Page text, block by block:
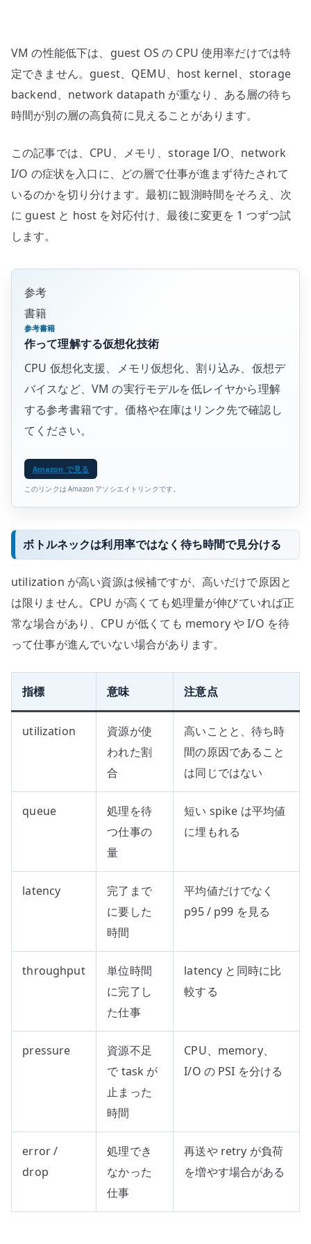
backend
の
切
り
の
VM の性能低下は、guest OS の CPU 使用率だけでは特
定できません。guest、QEMU、host kernel、storage
backend、network datapath が重なり、ある層の待ち
時間が別の層の高負荷に見えることがあります。
この記事では、CPU、メモリ、storage I/O、network
I/O の症状を入口に、どの層で仕事が進まず待たされて
いるのかを切り分けます。最初に観測時間をそろえ、次
に guest と host を対応付け、最後に変更を 1 つずつ試
します。
参考
書籍
参考書籍
作って理解する仮想化技術
CPU 仮想化支援、メモリ仮想化、割り込み、仮想デ
バイスなど、VM の実行モデルを低レイヤから理解
する参考書籍です。価格や在庫はリンク先で確認し
てください。
Amazon で見る
このリンクは Amazon アソシエイトリンクです。
ボトルネックは利用率ではなく待ち時間で見分ける
utilization が高い資源は候補ですが、高いだけで原因と
は限りません。CPU が高くても処理量が伸びていれば正
常な場合があり、CPU が低くても memory や I/O を待
って仕事が進んでいない場合があります。
指標 意味 注意点
utilization
資源が使
われた割
合
高いことと、待ち時
間の原因であること
は同じではない
queue
処理を待
つ仕事の
量
短い spike は平均値
に埋もれる
latency
完了まで
に要した
時間
平均値だけでなく
p95 / p99 を見る
throughput
単位時間
に完了し
た仕事
latency と同時に比
較する
pressure
資源不足
で task が
止まった
時間
CPU、memory、
I/O の PSI を分ける
error /
drop
処理でき
なかった
仕事
再送や retry が負荷
を増やす場合がある